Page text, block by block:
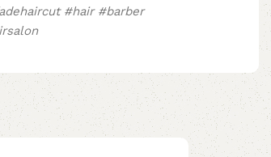
#hair #barber